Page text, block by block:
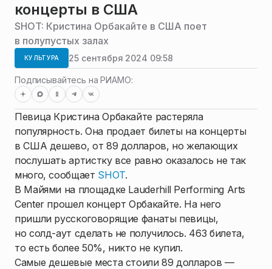
концерты в США
SHOT: Кристина Орбакайте в США поет
в полупустых залах
КУЛЬТУРА 25 сентября 2024 09:58
Подписывайтесь на РИАМО:
Певица Кристина Орбакайте растеряла
популярность. Она продает билеты на концерты
в США дешево, от 89 долларов, но желающих
послушать артистку все равно оказалось не так
много, сообщает SHOT.
В Майями на площадке Lauderhill Performing Arts
Center прошел концерт Орбакайте. На него
пришли русскоговорящие фанаты певицы,
но солд-аут сделать не получилось. 463 билета,
то есть более 50%, никто не купил.
Самые дешевые места стоили 89 долларов —